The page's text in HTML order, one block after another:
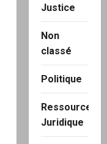
Justice
Non
classé
Politique
Ressource
Juridique